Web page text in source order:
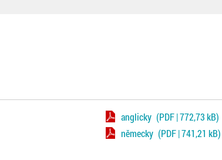
anglicky (PDF | 772,73 kB)
německy (PDF | 741,21 kB)